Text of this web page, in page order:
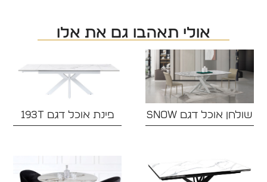
אולי תאהבו גם את אלו
שולחן אוכל דגם SNOW פינת אוכל דגם 193T